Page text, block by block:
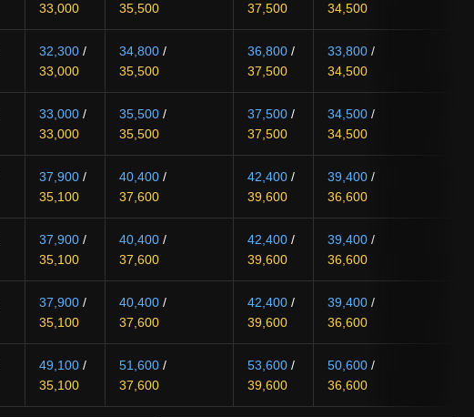
33,000
35,500
37,500
34,500
32,300 /
33,000
34,800 /
35,500
36,800 /
37,500
33,800 /
34,500
33,000 /
33,000
35,500 /
35,500
37,500 /
37,500
34,500 /
34,500
37,900 /
35,100
40,400 /
37,600
42,400 /
39,600
39,400 /
36,600
37,900 /
35,100
40,400 /
37,600
42,400 /
39,600
39,400 /
36,600
37,900 /
35,100
40,400 /
37,600
42,400 /
39,600
39,400 /
36,600
49,100 /
35,100
51,600 /
37,600
53,600 /
39,600
50,600 /
36,600